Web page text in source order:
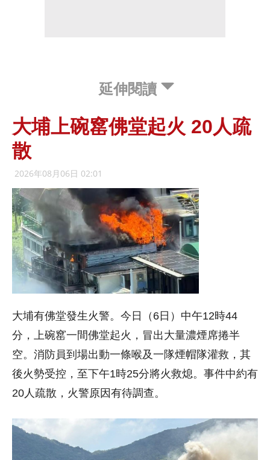
延伸閱讀
大埔上碗窰佛堂起火 20人疏
散
2026年08月06日 02:01
大埔有佛堂發生火警。今日（6日）中午12時44
分，上碗窰一間佛堂起火，冒出大量濃煙席捲半
空。消防員到場出動一條喉及一隊煙帽隊灌救，其
後火勢受控，至下午1時25分將火救熄。事件中約有
20人疏散，火警原因有待調查。